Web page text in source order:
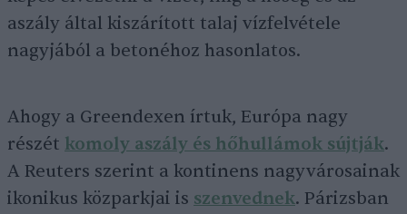
aszály által kiszárított talaj vízfelvétele
nagyjából a betonéhoz hasonlatos.
Ahogy a Greendexen írtuk, Európa nagy
részét komoly aszály és hőhullámok sújtják.
A Reuters szerint a kontinens nagyvárosainak
ikonikus közparkjai is szenvednek. Párizsban